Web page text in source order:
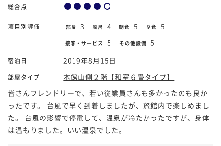
総合点
項目別評価 部屋 3 風呂 4 朝食 5 夕食 5
接客・サービス 5 その他設備 5
宿泊日 2019年8月15日
部屋タイプ
本館山側２階【和室６畳タイプ】
皆さんフレンドリーで、若い従業員さんも多かったのも良か
ったです。 台風で早く到着しましたが、旅館内で楽しめまし
た。 台風の影響で停電して、温泉が冷たかったですが、身体
は温もりました。いい温泉でした。